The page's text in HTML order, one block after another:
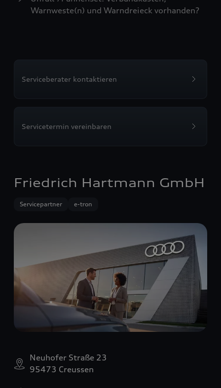
Warnweste(n) und Warndreieck vorhanden?
Serviceberater kontaktieren
Servicetermin vereinbaren
Friedrich Hartmann GmbH
Servicepartner e-tron
Neuhofer Straße 23
95473 Creussen